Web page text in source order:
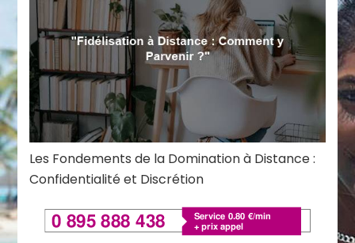
Les Fondements de la Domination à Distance :
Confidentialité et Discrétion